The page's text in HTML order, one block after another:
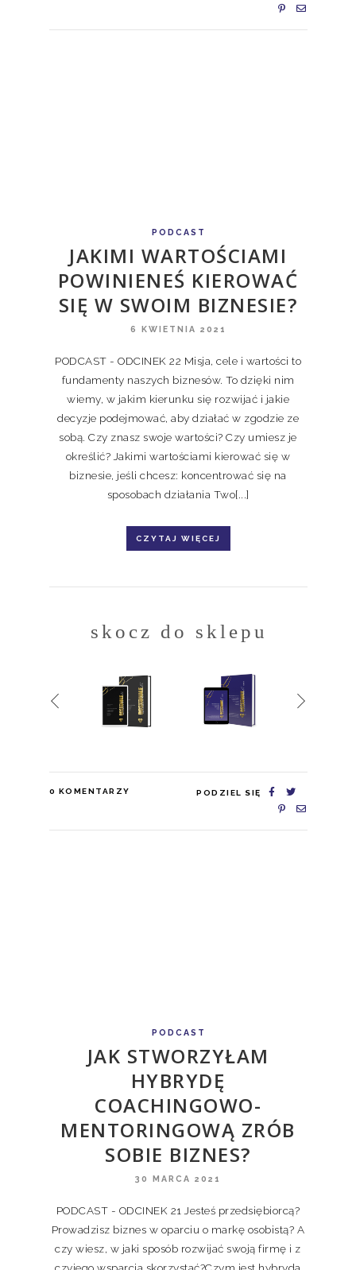
PODCAST
JAKIMI WARTOŚCIAMI
POWINIENEŚ KIEROWAĆ
SIĘ W SWOIM BIZNESIE?
6 KWIETNIA 2021
PODCAST - ODCINEK 22 Misja, cele i wartości to
fundamenty naszych biznesów. To dzięki nim
wiemy, w jakim kierunku się rozwijać i jakie
decyzje podejmować, aby działać w zgodzie ze
sobą. Czy znasz swoje wartości? Czy umiesz je
określić? Jakimi wartościami kierować się w
biznesie, jeśli chcesz: koncentrować się na
sposobach działania Two[...]
CZYTAJ WIĘCEJ
skocz do sklepu
0 KOMENTARZY PODZIEL SIĘ
PODCAST
JAK STWORZYŁAM
HYBRYDĘ
COACHINGOWO-
MENTORINGOWĄ ZRÓB
SOBIE BIZNES?
30 MARCA 2021
PODCAST - ODCINEK 21 Jesteś przedsiębiorcą?
Prowadzisz biznes w oparciu o markę osobistą? A
czy wiesz, w jaki sposób rozwijać swoją firmę i z
czyjego wsparcia skorzystać?Czym jest hybryda